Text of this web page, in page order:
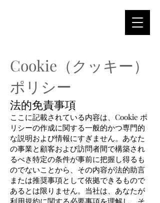
Cookie（クッキー）
ポリシー
法的免責事項
ここに記載されている内容は、Cookie ポ
リシーの作成に関する一般的かつ専門的
な説明および情報にすぎません。あなた
の事業と顧客および訪問者間で構築され
るべき特定の条件が事前に把握し得るも
のでないことから、その内容が法的助言
または推奨事項として依拠できるもので
あるとは限りません。当社は、あなたが
利用規約に関する必要事項を理解し、そ